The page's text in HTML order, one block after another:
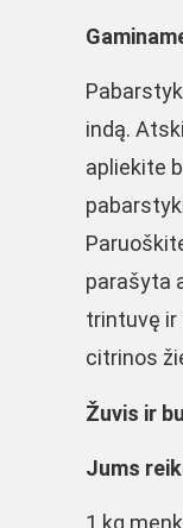
indą.
apliekite
parašyta
trintuvę ir
citrinos
Žuvis ir
Jums
1 kg